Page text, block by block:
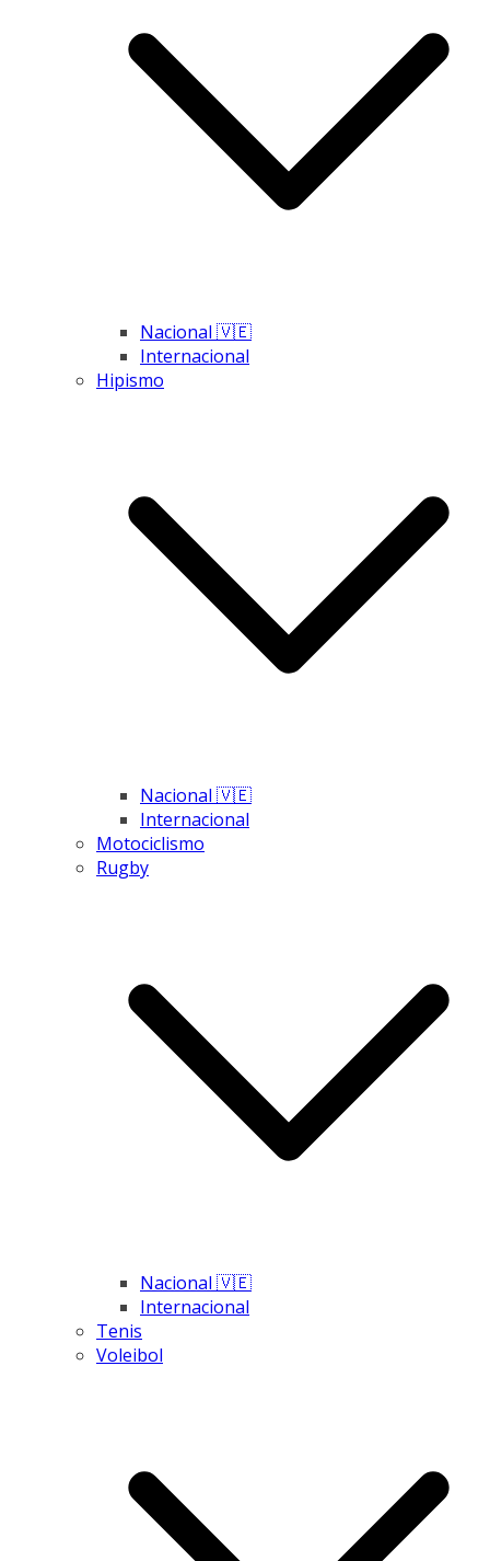
Nacional 🇻🇪
Internacional
Hipismo
Nacional 🇻🇪
Internacional
Motociclismo
Rugby
Nacional 🇻🇪
Internacional
Tenis
Voleibol